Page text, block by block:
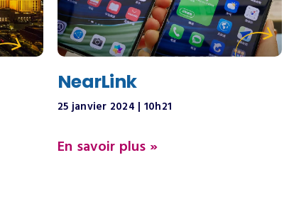
NearLink
25 janvier 2024 10h21
En savoir plus »